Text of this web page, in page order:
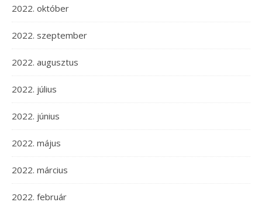
2022. október
2022. szeptember
2022. augusztus
2022. július
2022. június
2022. május
2022. március
2022. február